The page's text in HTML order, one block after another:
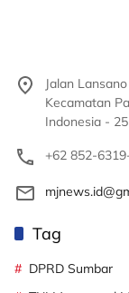
Jalan
Kecamatan
Indonesia -
+62 852-
Tag
DPRD Sumbar